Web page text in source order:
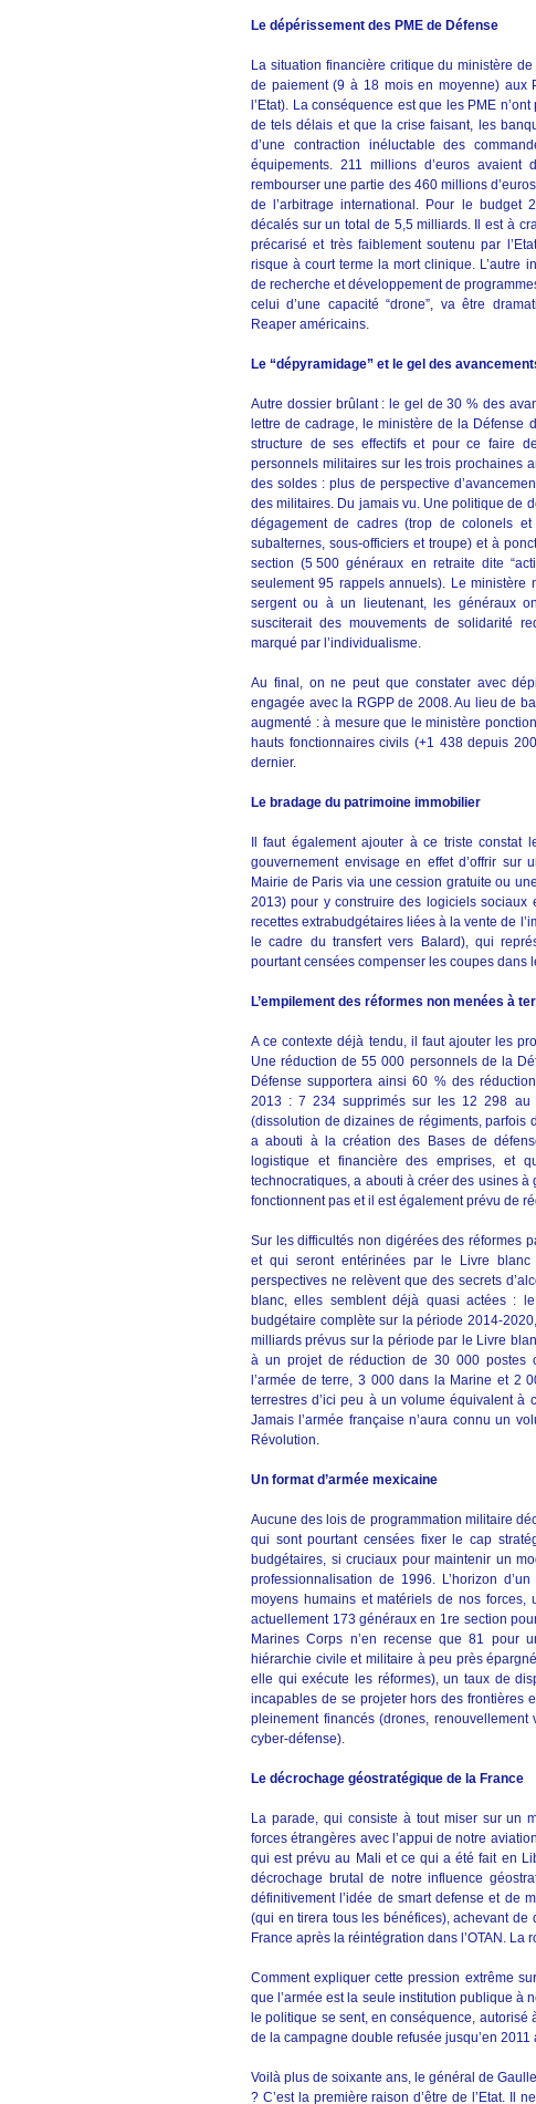
Le dépérissement des PME de Défense
La situation financière critique du ministère
de paiement (9 à 18 mois en moyenne) aux
l’Etat). La conséquence est que les PME
de tels délais et que la crise faisant, les
d’une contraction inéluctable des
équipements. 211 millions d’euros
rembourser une partie des 460 millions
de l’arbitrage international. Pour le
décalés sur un total de 5,5 milliards. Il est à
précarisé et très faiblement soutenu par
risque à court terme la mort clinique. L’autre
de recherche et développement de
celui d’une capacité “drone”, va être
Reaper américains.
Le “dépyramidage” et le gel des
Autre dossier brûlant : le gel de 30 % des
lettre de cadrage, le ministère de la Défense
structure de ses effectifs et pour ce faire
personnels militaires sur les trois prochaines
des soldes : plus de perspective
des militaires. Du jamais vu. Une politique de
dégagement de cadres (trop de colonels
subalternes, sous-officiers et troupe) et à
section (5 500 généraux en retraite dite
seulement 95 rappels annuels). Le ministère
sergent ou à un lieutenant, les généraux
susciterait des mouvements de solidarité
marqué par l’individualisme.
Au final, on ne peut que constater avec
engagée avec la RGPP de 2008. Au lieu de
augmenté : à mesure que le ministère
hauts fonctionnaires civils (+1 438 depuis
dernier.
Le bradage du patrimoine immobilier
Il faut également ajouter à ce triste
gouvernement envisage en effet d’offrir
Mairie de Paris via une cession gratuite ou
2013) pour y construire des logiciels
recettes extrabudgétaires liées à la vente de
le cadre du transfert vers Balard), qui
pourtant censées compenser les coupes dans
L’empilement des réformes non menées à
A ce contexte déjà tendu, il faut ajouter les
Une réduction de 55 000 personnels de la
Défense supportera ainsi 60 % des
2013 : 7 234 supprimés sur les 12 298 au
(dissolution de dizaines de régiments, parfois
a abouti à la création des Bases de
logistique et financière des emprises, et
technocratiques, a abouti à créer des usines
fonctionnent pas et il est également prévu de
Sur les difficultés non digérées des réformes
et qui seront entérinées par le Livre
perspectives ne relèvent que des secrets
blanc, elles semblent déjà quasi actées :
budgétaire complète sur la période 2014-
milliards prévus sur la période par le Livre
à un projet de réduction de 30 000 postes
l’armée de terre, 3 000 dans la Marine et 2
terrestres d’ici peu à un volume équivalent à
Jamais l’armée française n’aura connu un
Révolution.
Un format d’armée mexicaine
Aucune des lois de programmation militaire
qui sont pourtant censées fixer le cap
budgétaires, si cruciaux pour maintenir un
professionnalisation de 1996. L’horizon
moyens humains et matériels de nos forces,
actuellement 173 généraux en 1re section
Marines Corps n’en recense que 81 pour
hiérarchie civile et militaire à peu près
elle qui exécute les réformes), un taux de
incapables de se projeter hors des frontières
pleinement financés (drones, renouvellement
cyber-défense).
Le décrochage géostratégique de la France
La parade, qui consiste à tout miser sur un
forces étrangères avec l’appui de notre
qui est prévu au Mali et ce qui a été fait en
décrochage brutal de notre influence
définitivement l’idée de smart defense et de
(qui en tirera tous les bénéfices), achevant
France après la réintégration dans l’OTAN.
Comment expliquer cette pression extrême
que l’armée est la seule institution publique à
le politique se sent, en conséquence,
de la campagne double refusée jusqu’en
Voilà plus de soixante ans, le général de
? C’est la première raison d’être de l’Etat. Il